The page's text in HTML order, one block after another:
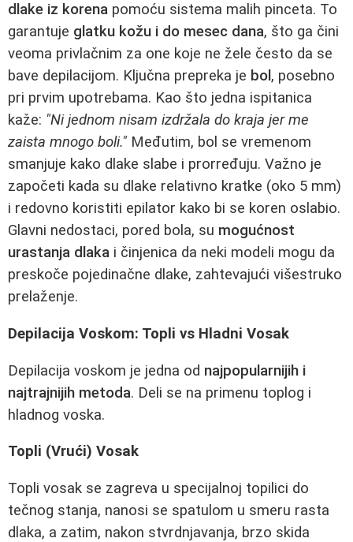
dlake iz korena pomoću sistema malih pinceta. To
garantuje glatku kožu i do mesec dana, što ga čini
veoma privlačnim za one koje ne žele često da se
bave depilacijom. Ključna prepreka je bol , posebno
pri prvim upotrebama. Kao što jedna ispitanica
kaže: "Ni jednom nisam izdržala do kraja jer me
zaista mnogo boli." Međutim, bol se vremenom
smanjuje kako dlake slabe i prorređuju. Važno je
započeti kada su dlake relativno kratke (oko 5 mm)
i redovno koristiti epilator kako bi se koren oslabio.
Glavni nedostaci, pored bola, su mogućnost
urastanja dlaka i činjenica da neki modeli mogu da
preskoče pojedinačne dlake, zahtevajući višestruko
prelaženje.
Depilacija Voskom: Topli vs Hladni Vosak
Depilacija voskom je jedna od najpopularnijih i
najtrajnijih metoda. Deli se na primenu toplog i
hladnog voska.
Topli (Vrući) Vosak
Topli vosak se zagreva u specijalnoj topilici do
tečnog stanja, nanosi se spatulom u smeru rasta
dlaka, a zatim, nakon stvrdnjavanja, brzo skida